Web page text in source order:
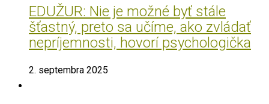
EDUŽUR: Nie je možné byť stále
šťastný, preto sa učíme, ako zvládať
nepríjemnosti, hovorí psychologička
2. septembra 2025